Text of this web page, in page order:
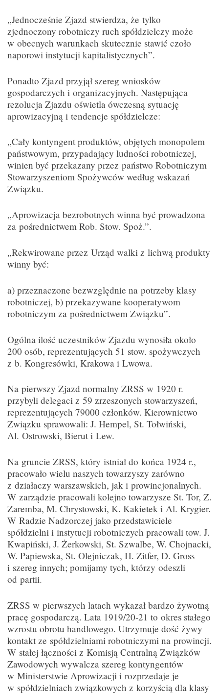
„Jednocześnie Zjazd stwierdza, że tylko
zjednoczony robotniczy ruch spółdzielczy może
w obecnych warunkach skutecznie stawić czoło
naporowi instytucji kapitalistycznych”.
Ponadto Zjazd przyjął szereg wniosków
gospodarczych i organizacyjnych. Następująca
rezolucja Zjazdu oświetla ówczesną sytuację
aprowizacyjną i tendencje spółdzielcze:
„Cały kontyngent produktów, objętych monopolem
państwowym, przypadający ludności robotniczej,
winien być przekazany przez państwo Robotniczym
Stowarzyszeniom Spożywców według wskazań
Związku.
„Aprowizacja bezrobotnych winna być prowadzona
za pośrednictwem Rob. Stow. Spoż.”.
„Rekwirowane przez Urząd walki z lichwą produkty
winny być:
a) przeznaczone bezwzględnie na potrzeby klasy
robotniczej, b) przekazywane kooperatywom
robotniczym za pośrednictwem Związku”.
Ogólna ilość uczestników Zjazdu wynosiła około
200 osób, reprezentujących 51 stow. spożywczych
z b. Kongresówki, Krakowa i Lwowa.
Na pierwszy Zjazd normalny ZRSS w 1920 r.
przybyli delegaci z 59 zrzeszonych stowarzyszeń,
reprezentujących 79000 członków. Kierownictwo
Związku sprawowali: J. Hempel, St. Tołwiński,
Al. Ostrowski, Bierut i Lew.
Na gruncie ZRSS, który istniał do końca 1924 r.,
pracowało wielu naszych towarzyszy zarówno
z działaczy warszawskich, jak i prowincjonalnych.
W zarządzie pracowali kolejno towarzysze St. Tor, Z.
Zaremba, M. Chrystowski, K. Kakietek i Al. Krygier.
W Radzie Nadzorczej jako przedstawiciele
spółdzielni i instytucji robotniczych pracowali tow. J.
Kwapiński, J. Żerkowski, St. Szwalbe, W. Chojnacki,
W. Papiewska, St. Olejniczak, H. Zitfer, D. Gross
i szereg innych; pomijamy tych, którzy odeszli
od partii.
ZRSS w pierwszych latach wykazał bardzo żywotną
pracę gospodarczą. Lata 1919/20-21 to okres stałego
wzrostu obrotu handlowego. Utrzymuje dość żywy
kontakt ze spółdzielniami robotniczymi na prowincji.
W stałej łączności z Komisją Centralną Związków
Zawodowych wywalcza szereg kontyngentów
w Ministerstwie Aprowizacji i rozprzedaje je
w spółdzielniach związkowych z korzyścią dla klasy